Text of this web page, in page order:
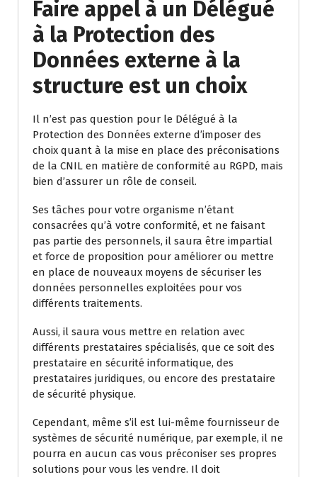
Faire appel à un Délégué
à la Protection des
Données externe à la
structure est un choix
Il n’est pas question pour le Délégué à la
Protection des Données externe d’imposer des
choix quant à la mise en place des préconisations
de la CNIL en matière de conformité au RGPD, mais
bien d’assurer un rôle de conseil.
Ses tâches pour votre organisme n’étant
consacrées qu’à votre conformité, et ne faisant
pas partie des personnels, il saura être impartial
et force de proposition pour améliorer ou mettre
en place de nouveaux moyens de sécuriser les
données personnelles exploitées pour vos
différents traitements.
Aussi, il saura vous mettre en relation avec
différents prestataires spécialisés, que ce soit des
prestataire en sécurité informatique, des
prestataires juridiques, ou encore des prestataire
de sécurité physique.
Cependant, même s’il est lui-même fournisseur de
systèmes de sécurité numérique, par exemple, il ne
pourra en aucun cas vous préconiser ses propres
solutions pour vous les vendre. Il doit